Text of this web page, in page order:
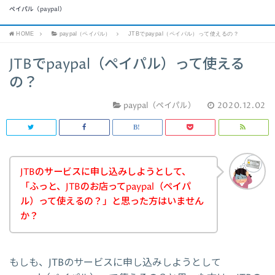
ペイパル（paypal）
HOME paypal（ペイパル） JTBでpaypal（ペイパル）って使えるの？
JTBでpaypal（ペイパル）って使える
の？
paypal（ペイパル） 2020.12.02
JTBのサービスに申し込みしようとして、
「ふっと、JTBのお店ってpaypal（ペイパ
ル）って使えるの？」と思った方はいません
か？
もしも、JTBのサービスに申し込みしようとして